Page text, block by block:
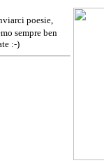
poesie,
sempre ben
:-)